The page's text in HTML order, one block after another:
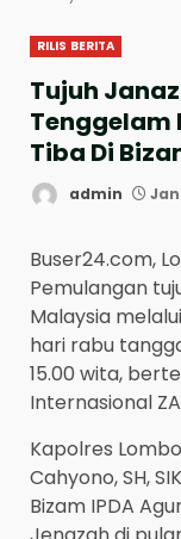
RILIS BERITA
Tujuh
Tenggelam
Tiba Di
admin
Buser24.com,
Pemulangan
Malaysia
hari rabu
15.00 wita,
Internasional
Kapolres
Cahyono, SH,
Bizam IPDA